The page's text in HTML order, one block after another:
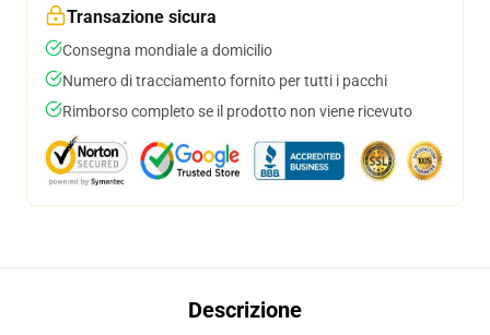
Transazione sicura
Consegna mondiale a domicilio
Numero di tracciamento fornito per tutti i pacchi
Rimborso completo se il prodotto non viene ricevuto
Descrizione